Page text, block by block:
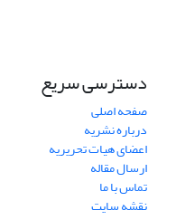
دسترسی سریع
صفحه اصلی
درباره نشریه
اعضای هیات تحریریه
ارسال مقاله
تماس با ما
نقشه سایت